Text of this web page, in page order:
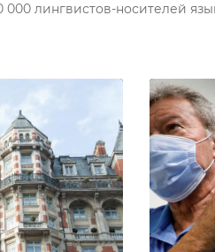
лингвистов-носителей